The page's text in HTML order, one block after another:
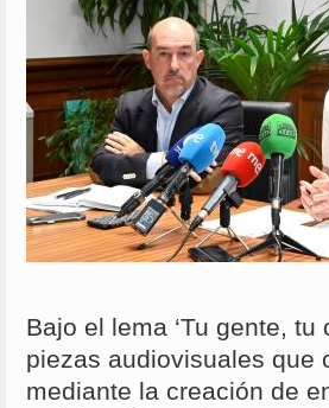
Bajo el lema ‘Tu gente,
piezas audiovisuales que
mediante la creación de